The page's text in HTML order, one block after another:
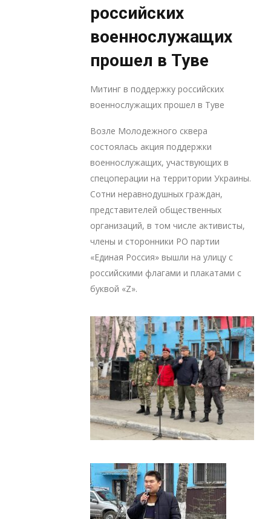
российских
военнослужащих
прошел в Туве
Митинг в поддержку российских
военнослужащих прошел в Туве
Возле Молодежного сквера
состоялась акция поддержки
военнослужащих, участвующих в
спецоперации на территории Украины.
Сотни неравнодушных граждан,
представителей общественных
организаций, в том числе активисты,
члены и сторонники РО партии
«Единая Россия» вышли на улицу с
российскими флагами и плакатами с
буквой «Z».